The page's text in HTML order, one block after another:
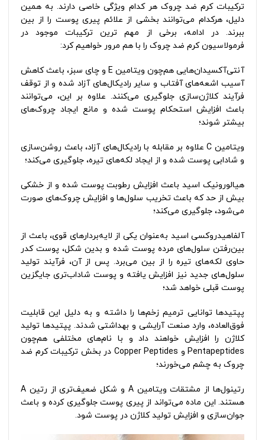
ترکیبات کرم ضد چروک هر کدام ویژگی خاصی دارند. به همین
دلیل، هرکدام می‌توانند بخشی از علائم پیری پوست را از بین
ببرند. در ادامه، برخی از مهم ترین ترکیبات موجود در
فرمولاسیون کرم ضد چروک را با هم مرور خواهیم کرد:
آنتی‌آکسیدان‌هایی هم‌چون ویتامین E و چای سبز، باعث کاهش
آسیب اشعه‌های آفتاب و سایر رادیکال‌های آزاد شده و از توقف
فرآیند کلاژن‌سازی جلوگیری می‌کنند. علاوه بر این، می‌توانند
باعث افزایش استحکام پوست شده و مانع ایجاد چروک‌های
بیشتر شوند؛
ویتامین C علاوه بر مقابله با رادیکال‌های آزاد، باعث روشن‌سازی
و شادابی پوست شده و از ایجاد لکه‌های تیره، جلوگیری می‌کند؛
هیالورونیک اسید باعث افزایش رطوبت پوست شده و از خشکی
بیش از حد که باعث تخریب سلول‌ها و افزایش چروک‌های صورت
می‌شود، جلوگیری می‌کند؛
آلفاهیدروکسی‌ اسید به‌عنوان یکی از لایه‌بردارهای قوی، باعث از
بین‌رفتن سلول‌های مرده پوست شده و بدین شکل، پوست کدر
حاوی لکه‌های تیره را از بین می‌برد. پس از آن، فرآیند تولید
سلول‌های جدید نیز افزایش یافته و پوست شاداب‌تری جایگزین
پوست قبلی خواهد شد؛
پپتیدها توانایی ترمیم زخم‌ها را داشته و به دلیل این قابلیت
فوق‌العاده، وارد صنعت آرایشی و بهداشتی شدند. پپتیدها تولید
کلاژن را افزایش خواهند داد و با نام‌های مختلفی هم‌چون
Pentapeptides و Copper Peptides در بخش ترکیبات کرم ضد
چروک به چشم می‌خورند؛
رتینول‌ها از مشتقات ویتامین A و شکل ضعیف‌تری از رتین A
هستند. این ماده می‌تواند از پیری پوست جلوگیری کرده و باعث
جوان‌سازی و افزایش تولید کلاژن در پوست شود.